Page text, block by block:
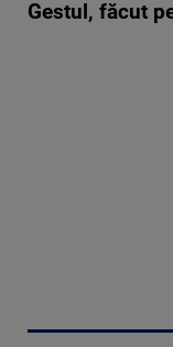
Gestul, făcut